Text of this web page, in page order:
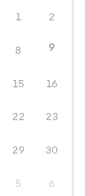
1 2
8 9
15 16
22 23
29 30
5 6